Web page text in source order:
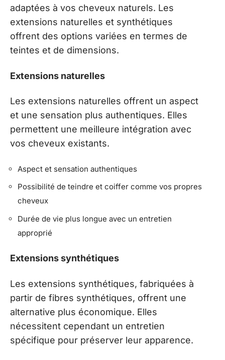
adaptées à vos cheveux naturels. Les
extensions naturelles et synthétiques
offrent des options variées en termes de
teintes et de dimensions.
Extensions naturelles
Les extensions naturelles offrent un aspect
et une sensation plus authentiques. Elles
permettent une meilleure intégration avec
vos cheveux existants.
Aspect et sensation authentiques
Possibilité de teindre et coiffer comme vos propres
cheveux
Durée de vie plus longue avec un entretien
approprié
Extensions synthétiques
Les extensions synthétiques, fabriquées à
partir de fibres synthétiques, offrent une
alternative plus économique. Elles
nécessitent cependant un entretien
spécifique pour préserver leur apparence.